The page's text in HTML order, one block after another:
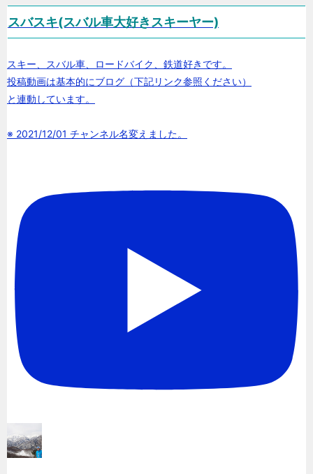
スバスキ(スバル車大好きスキーヤー)
スキー、スバル車、ロードバイク、鉄道好きです。
投稿動画は基本的にブログ（下記リンク参照ください）
と連動しています。
※ 2021/12/01 チャンネル名変えました。